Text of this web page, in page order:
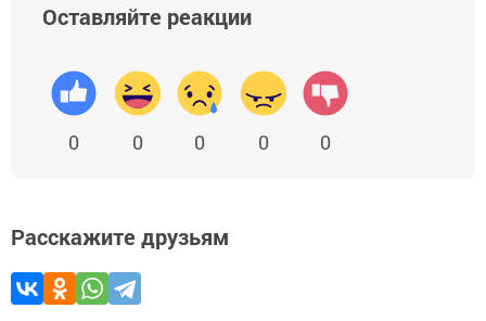
Оставляйте реакции
0 0 0 0 0
Расскажите друзьям